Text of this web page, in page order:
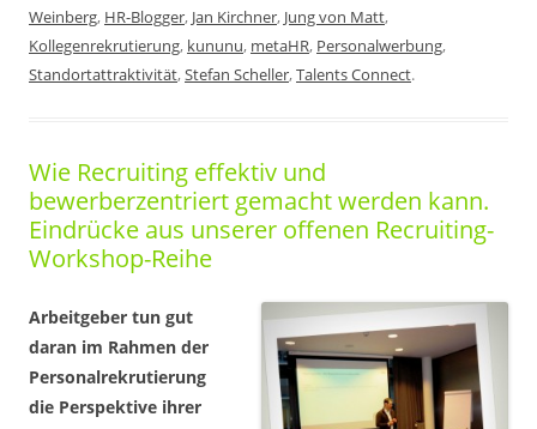
Weinberg, HR-Blogger, Jan Kirchner, Jung von Matt,
Kollegenrekrutierung, kununu, metaHR, Personalwerbung,
Standortattraktivität,Stefan Scheller,Talents Connect.
Wie Recruiting effektiv und
bewerberzentriert gemacht werden kann.
Eindrücke aus unserer offenen Recruiting-
Workshop-Reihe
Arbeitgeber tun gut
daran im Rahmen der
Personalrekrutierung
die Perspektive ihrer